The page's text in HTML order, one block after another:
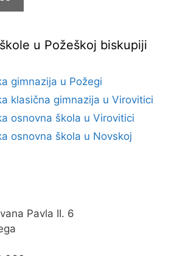
u Požeškoj biskupiji
gimnazija u Požegi
klasična gimnazija u Virovitici
osnovna škola u Virovitici
osnovna škola u Novskoj
Pavla II. 6